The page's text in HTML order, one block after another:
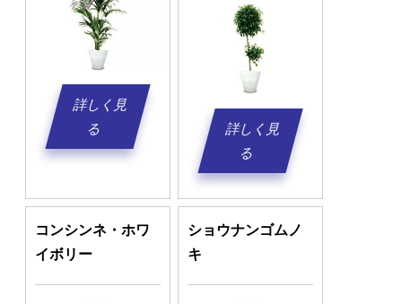
詳しく見
る
詳しく見
る
コンシンネ・ホワ
イボリー
ショウナンゴムノ
キ